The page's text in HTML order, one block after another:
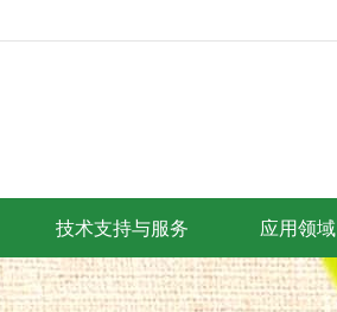
技术支持与服务 应用领域